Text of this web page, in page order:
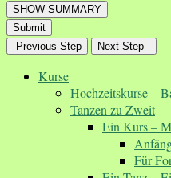
SHOW SUMMARY
Submit
Previous Step
Next Step
Kurse
Hochzeitskurse –
Tanzen zu Zweit
Ein Kurs –
Für